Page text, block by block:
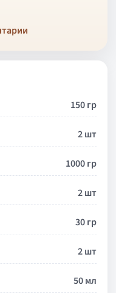
150 гр
2 шт
1000 гр
2 шт
30 гр
2 шт
50 мл